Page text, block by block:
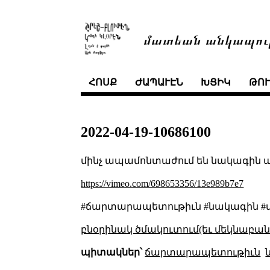
մատեան
ՀՈՍՔ ԺԱՊԱՒԷՆ ԽՑԻԿ
2022-04-19-10686100
մինչ ապամոնտաժում են նակագին
https://vimeo.com/698653356/13e989b7e7
#ճարտարապետութիւն #նակագին
բնօրինակ ծմակուտում(եւ
պիտակներ՝ ճարտարապետութիւն